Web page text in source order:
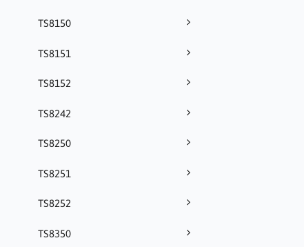
TS8150
TS8151
TS8152
TS8242
TS8250
TS8251
TS8252
TS8350